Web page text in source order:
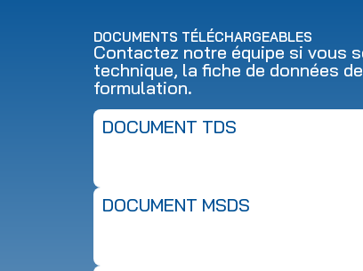
DOCUMENTS TÉLÉCHARGEABLES
Contactez notre équipe si vous
technique, la fiche de données
formulation.
DOCUMENT TDS
DOCUMENT MSDS